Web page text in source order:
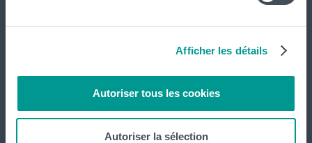
Afficher les détails
Autoriser tous les cookies
Autoriser la sélection
website